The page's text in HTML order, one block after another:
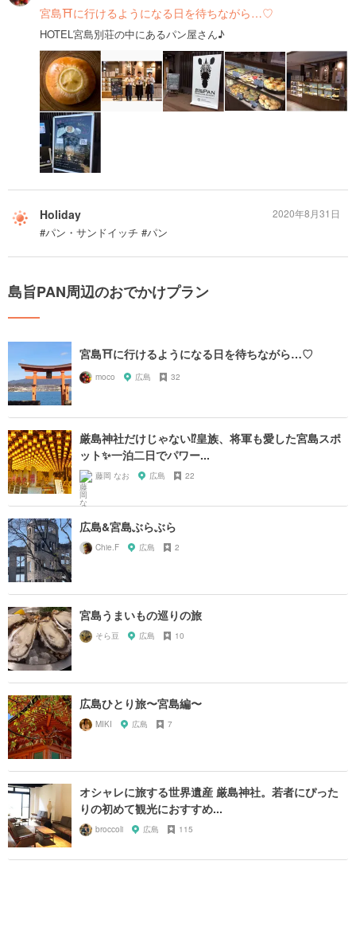
宮島⛩に行けるようになる日を待ちながら…♡
HOTEL宮島別荘の中にあるパン屋さん♪
Holiday
#パン・サンドイッチ #パン
2020年8月31日
島旨PAN周辺のおでかけプラン
宮島⛩に行けるようになる日を待ちながら…♡
moco 広島 32
厳島神社だけじゃない⁉️皇族、将軍も愛した宮島スポ
ット✨一泊二日でパワー...
藤岡 なお 広島 22
広島&宮島ぶらぶら
Chie.F 広島 2
宮島うまいもの巡りの旅
そら豆 広島 10
広島ひとり旅〜宮島編〜
MIKI 広島 7
オシャレに旅する世界遺産 厳島神社。若者にぴった
りの初めて観光におすすめ...
broccoli 広島 115